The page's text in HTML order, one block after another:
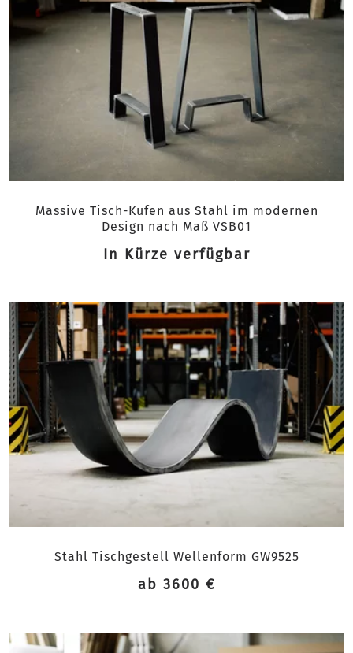
Massive Tisch-Kufen aus Stahl im modernen
Design nach Maß VSB01
In Kürze verfügbar
Stahl Tischgestell Wellenform GW9525
ab 3600 €